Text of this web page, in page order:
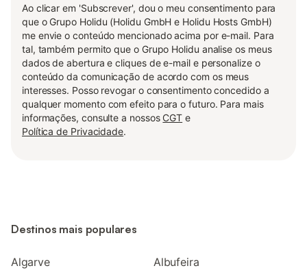
Ao clicar em 'Subscrever', dou o meu consentimento para
que o Grupo Holidu (Holidu GmbH e Holidu Hosts GmbH)
me envie o conteúdo mencionado acima por e-mail. Para
tal, também permito que o Grupo Holidu analise os meus
dados de abertura e cliques de e-mail e personalize o
conteúdo da comunicação de acordo com os meus
interesses. Posso revogar o consentimento concedido a
qualquer momento com efeito para o futuro. Para mais
informações, consulte a nossos CGT e
Política de Privacidade.
Destinos mais populares
Algarve Albufeira